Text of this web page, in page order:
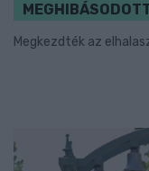
Megkezdték az